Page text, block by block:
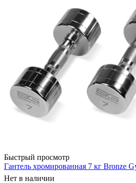
Быстрый просмотр
Гантель хромированная 7 кг Bronze
Нет в наличии